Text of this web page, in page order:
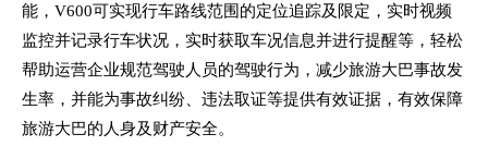
能，V600可实现行车路线范围的定位追踪及限定，实时视频
监控并记录行车状况，实时获取车况信息并进行提醒等，轻松
帮助运营企业规范驾驶人员的驾驶行为，减少旅游大巴事故发
生率，并能为事故纠纷、违法取证等提供有效证据，有效保障
旅游大巴的人身及财产安全。